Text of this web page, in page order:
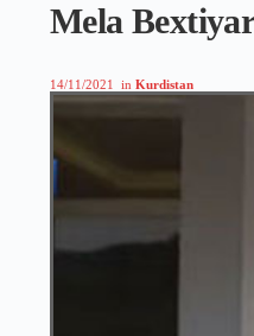
Mela
14/11/2021 in Kurdistan